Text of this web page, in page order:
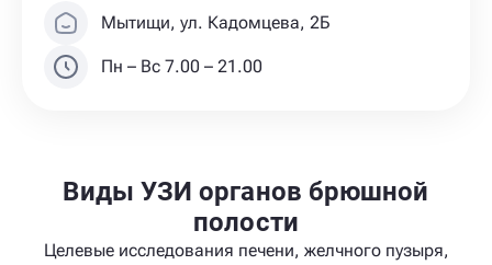
Мытищи, ул. Кадомцева, 2Б
Пн – Вс 7.00 – 21.00
Виды УЗИ органов брюшной
полости
Целевые исследования печени, желчного пузыря,